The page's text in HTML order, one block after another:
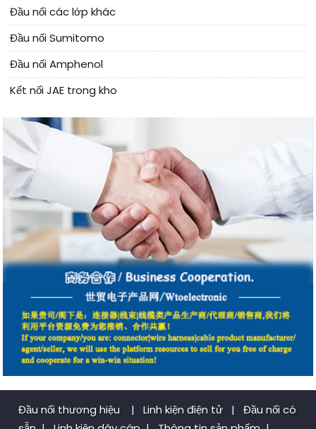
Đầu nối các lớp khác
Đầu nối Sumitomo
Đầu nối Amphenol
Kết nối JAE trong kho
Đầu nối thương hiệu | Linh kiện điện tử |
Đầu nối có